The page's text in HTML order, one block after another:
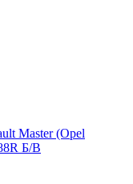
Master (Opel
Б/В